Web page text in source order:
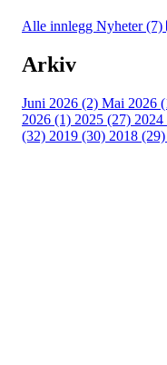
Alle innlegg Nyheter (7)
Arkiv
Juni 2026 (2) Mai 2026
2026 (1) 2025 (27) 2024
(32) 2019 (30) 2018 (29)